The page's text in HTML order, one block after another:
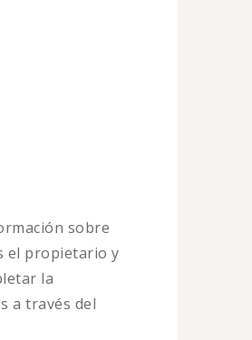
sobre
el propietario y
la
a través del